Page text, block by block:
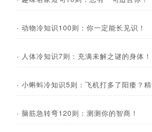
· 动物冷知识100则：你一定能长见识！
· 人体冷知识7则：充满未解之谜的身体！
· 小蝌蚪冷知识5则：飞机打多了阳痿？
· 脑筋急转弯120则：测测你的智商！